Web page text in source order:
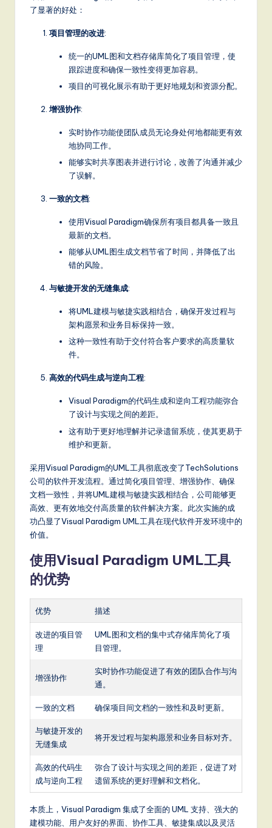
了显著的好处：
项目管理的改进:
统一的UML图和文档存储库简化了项目管理，使
跟踪进度和确保一致性变得更加容易。
项目的可视化展示有助于更好地规划和资源分配。
增强协作:
实时协作功能使团队成员无论身处何地都能更有效
地协同工作。
能够实时共享图表并进行讨论，改善了沟通并减少
了误解。
一致的文档:
使用Visual Paradigm确保所有项目都具备一致且
最新的文档。
能够从UML图生成文档节省了时间，并降低了出
错的风险。
与敏捷开发的无缝集成:
将UML建模与敏捷实践相结合，确保开发过程与
架构愿景和业务目标保持一致。
这种一致性有助于交付符合客户要求的高质量软
件。
高效的代码生成与逆向工程:
Visual Paradigm的代码生成和逆向工程功能弥合
了设计与实现之间的差距。
这有助于更好地理解并记录遗留系统，使其更易于
维护和更新。
采用Visual Paradigm的UML工具彻底改变了TechSolutions
公司的软件开发流程。通过简化项目管理、增强协作、确保
文档一致性，并将UML建模与敏捷实践相结合，公司能够更
高效、更有效地交付高质量的软件解决方案。此次实施的成
功凸显了Visual Paradigm UML工具在现代软件开发环境中的
价值。
使用Visual Paradigm UML工具
的优势
优势 描述
改进的项目管
理
UML图和文档的集中式存储库简化了项
目管理。
增强协作
实时协作功能促进了有效的团队合作与沟
通。
一致的文档 确保项目间文档的一致性和及时更新。
与敏捷开发的
无缝集成
将开发过程与架构愿景和业务目标对齐。
高效的代码生
成与逆向工程
弥合了设计与实现之间的差距，促进了对
遗留系统的更好理解和文档化。
本质上，Visual Paradigm 集成了全面的 UML 支持、强大的
建模功能、用户友好的界面、协作工具、敏捷集成以及灵活